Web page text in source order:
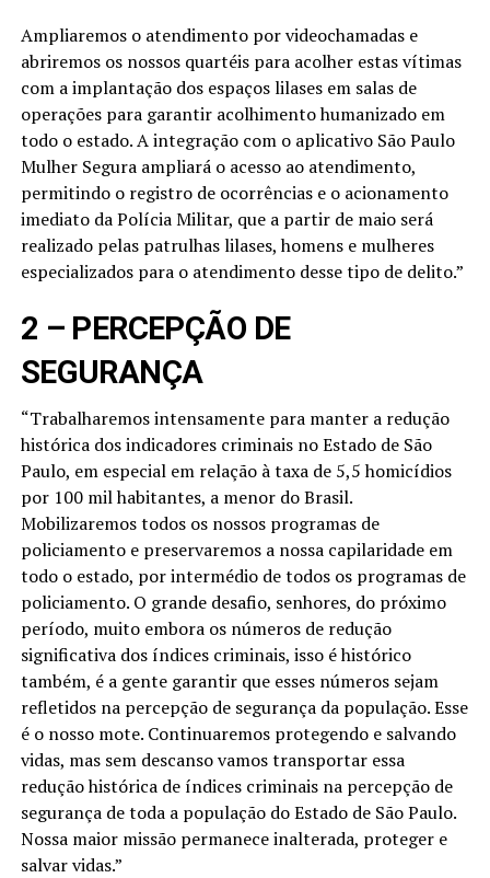
Ampliaremos o atendimento por videochamadas e
abriremos os nossos quartéis para acolher estas vítimas
com a implantação dos espaços lilases em salas de
operações para garantir acolhimento humanizado em
todo o estado. A integração com o aplicativo São Paulo
Mulher Segura ampliará o acesso ao atendimento,
permitindo o registro de ocorrências e o acionamento
imediato da Polícia Militar, que a partir de maio será
realizado pelas patrulhas lilases, homens e mulheres
especializados para o atendimento desse tipo de delito.”
2 – PERCEPÇÃO DE
SEGURANÇA
“Trabalharemos intensamente para manter a redução
histórica dos indicadores criminais no Estado de São
Paulo, em especial em relação à taxa de 5,5 homicídios
por 100 mil habitantes, a menor do Brasil.
Mobilizaremos todos os nossos programas de
policiamento e preservaremos a nossa capilaridade em
todo o estado, por intermédio de todos os programas de
policiamento. O grande desafio, senhores, do próximo
período, muito embora os números de redução
significativa dos índices criminais, isso é histórico
também, é a gente garantir que esses números sejam
refletidos na percepção de segurança da população. Esse
é o nosso mote. Continuaremos protegendo e salvando
vidas, mas sem descanso vamos transportar essa
redução histórica de índices criminais na percepção de
segurança de toda a população do Estado de São Paulo.
Nossa maior missão permanece inalterada, proteger e
salvar vidas.”